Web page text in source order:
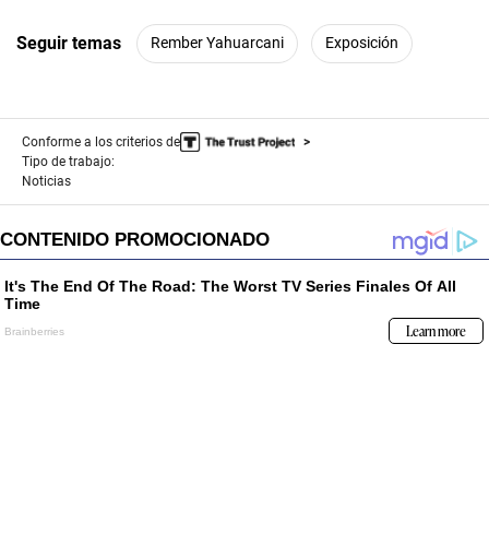
Seguir temas Rember Yahuarcani Exposición
Conforme a los criterios de
Tipo de trabajo:
Noticias